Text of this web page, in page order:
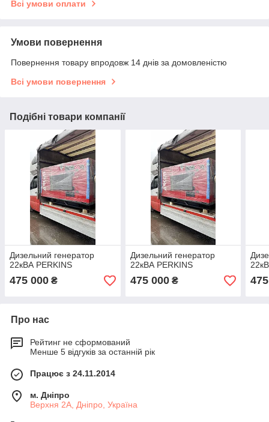
Всі умови оплати
Умови повернення
Повернення товару впродовж 14 днів за домовленістю
Всі умови повернення
Подібні товари компанії
Дизельний генератор
22кВА PERKINS
475 000 ₴
Дизельний генератор
22кВА PERKINS
475 000₴
Про нас
Рейтинг не сформований
Менше 5 відгуків за останній рік
Працює з 24.11.2014
м. Дніпро
Верхня 2А, Дніпро, Україна